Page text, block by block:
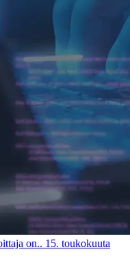
on.. 15. toukokuuta